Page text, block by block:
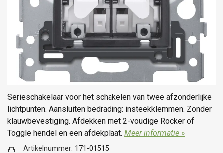
Serieschakelaar voor het schakelen van twee afzonderlijke
lichtpunten. Aansluiten bedrading: insteekklemmen. Zonder
klauwbevestiging. Afdekken met 2-voudige Rocker of
Toggle hendel en een afdekplaat. Meer informatie »
Artikelnummer: 171-01515